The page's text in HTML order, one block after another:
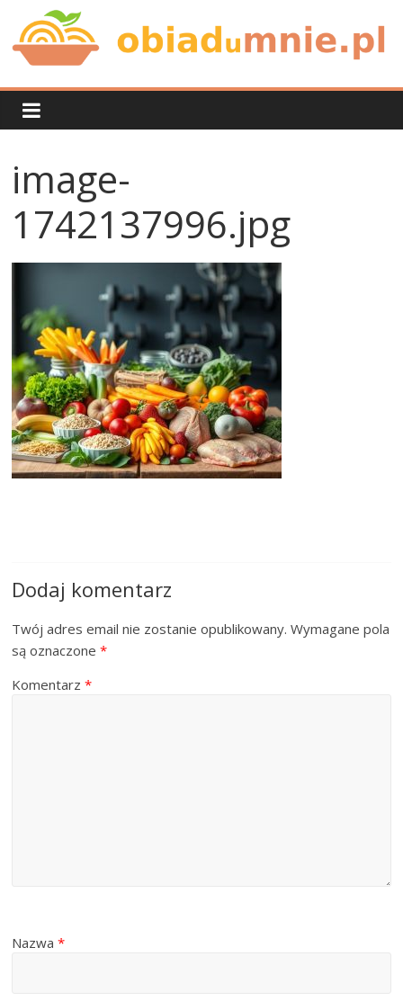
content
Obiad
u
mnie
image-
1742137996.jpg
Dodaj komentarz
Twój adres email nie zostanie opublikowany. Wymagane pola
są oznaczone*
Komentarz*
Nazwa*